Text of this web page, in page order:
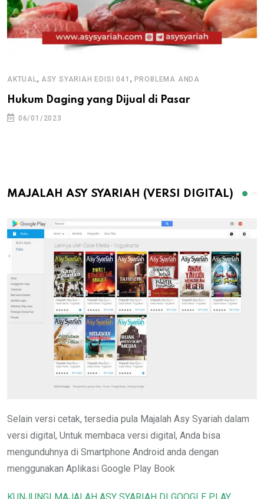
AKTUAL , ASY SYARIAH EDISI 041 , PROBLEMA ANDA
Hukum Daging yang Dijual di Pasar
06/01/2023
MAJALAH ASY SYARIAH (VERSI DIGITAL)
Selain versi cetak, tersedia pula Majalah Asy Syariah dalam
versi digital, Untuk membaca versi digital, Anda bisa
mengunduhnya di Smartphone Android anda dengan
menggunakan Aplikasi Google Play Book